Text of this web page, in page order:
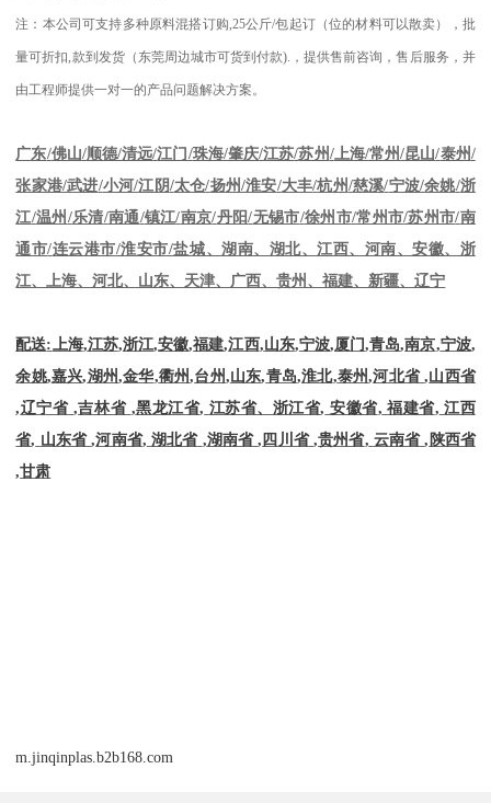
注：本公司可支持多种原料混搭订购 ,25公斤/包起订（位的材料可以散卖），批
量可折扣 款到发货（东莞周边城市可货到付款). ，提供售前咨询，售后服务，并
由工程师提供一对一的产品问题解决方案。
广东/佛山/顺德/清远/江门/珠海/肇庆/江苏/苏州/上海/常州/昆山/泰州/
张家港/武进/小河/江阴/太仓/扬州/淮安/大丰/杭州/慈溪/宁波/余姚/浙
江/温州/乐清/南通/镇江/南京/丹阳/无锡市/徐州市/常州市/苏州市/南
通市/连云港市/淮安市/盐城、湖南、湖北、江西、河南、安徽、浙
江、上海、河北、山东、天津、广西、贵州、福建、新疆、辽宁
配送: 上海,江苏,浙江,安徽,福建,江西,山东,宁波,厦门,青岛,南京,宁波,
余姚,嘉兴,湖州,金华,衢州,台州,山东,青岛,淮北,泰州,河北省 ,山西省
,辽宁省 ,吉林省 ,黑龙江省, 江苏省、浙江省, 安徽省, 福建省, 江西
省, 山东省 ,河南省, 湖北省 ,湖南省 ,四川省 ,贵州省, 云南省 ,陕西省
,甘肃
m.jinqinplas.b2b168.com